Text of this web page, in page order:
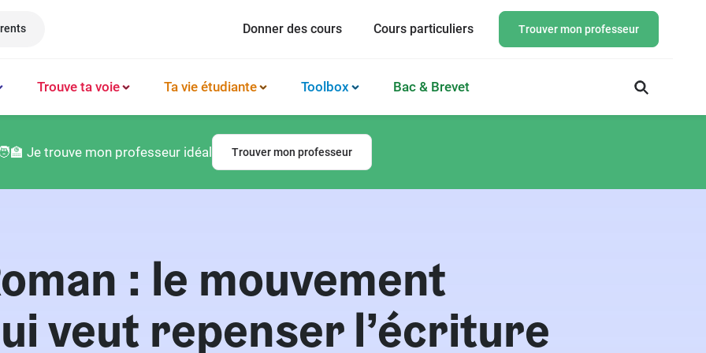
Donner des cours Cours particuliers Trouver mon professeur
Trouve ta voie Ta vie étudiante Toolbox Bac & Brevet
Je trouve mon professeur idéal Trouver mon professeur
: le mouvement
veut repenser l’écriture